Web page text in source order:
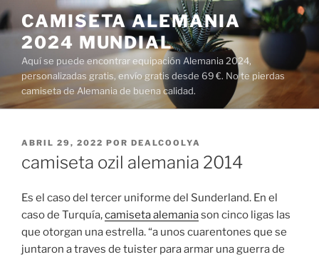
Saltar
al
contenido
CAMISETA ALEMANIA
2024 MUNDIAL
Aquí se puede encontrar equipación Alemania 2024,
personalizadas gratis, envío gratis desde 69 €. No te pierdas
camiseta de Alemania de buena calidad.
PUBLICADO
ABRIL 29, 2022 POR DEALCOOLYA
camiseta ozil alemania 2014
Es el caso del tercer uniforme del Sunderland. En el
caso de Turquía,camiseta alemaniason cinco ligas las
que otorgan una estrella. “a unos cuarentones que se
juntaron a traves de tuister para armar una guerra de